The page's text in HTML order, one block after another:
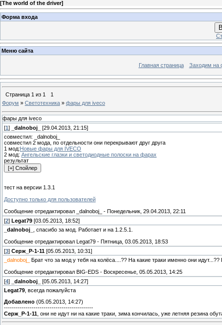
[The world of the driver]
Форма входа
Меню сайта
Главная страница Заходим на
Страница 1 из 1
1
Форум » Светотехника » фары для iveco
фары для iveco
[1 ] _dalnoboj_
[29.04.2013, 21:15]
совместил: _dalnoboj_
совместил 2 мода, по отдельности они перекрывают друг друга
1 мод: Новые фары для IVECO
2 мод: Ангельские глазки и светодиодные полоски на фарах
результат
тест на версии 1.3.1
Доступно только для пользователей
Сообщение отредактировал
_dalnoboj_ - Понедельник, 29.04.2013, 22:11
[2] Legat79 [03.05.2013, 18:52]
_dalnoboj_
, спасибо за мод. Работает и на 1.2.5.1.
Сообщение отредактировал
Legat79 - Пятница, 03.05.2013, 18:53
[3] Серж_Р-1-11 [05.05.2013, 10:31]
_dalnoboj_
Брат что за мод у тебя на колёса....?? На какие траки именно они
Сообщение отредактировал BIG-EDS - Воскресенье, 05.05.2013, 14:25
[4] _dalnoboj_
[05.05.2013, 14:27]
Legat79 , всегда пожалуйста
Добавлено (05.05.2013, 14:27)
---------------------------------------------
Серж_Р-1-11 , они не идут ни на какие траки, зима кончилась, уже летняя резина